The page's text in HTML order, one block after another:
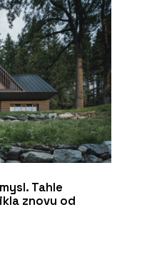
Tahle
znovu od